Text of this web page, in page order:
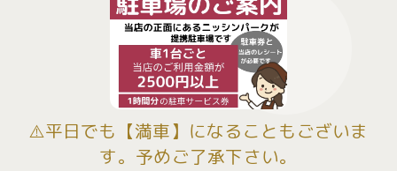
⚠️平日でも【満車】になることもございま
す。予めご了承下さい。